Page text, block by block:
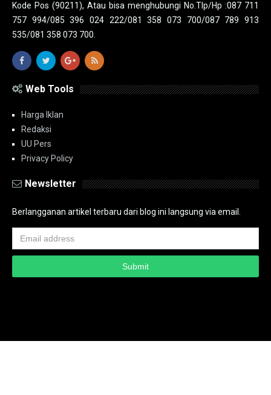
Kode Pos (90211), Atau bisa menghubungi No.Tlp/Hp :087 711
757 994/085 396 024 222/081 358 073 700/087 789 913
535/081 358 073 700.
Web Tools
Harga Iklan
Redaksi
UU Pers
Privacy Policy
Newsletter
Berlangganan artikel terbaru dari blog ini langsung via email.